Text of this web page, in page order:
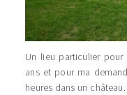
Un lieu particulier
ans et pour ma
heures dans un